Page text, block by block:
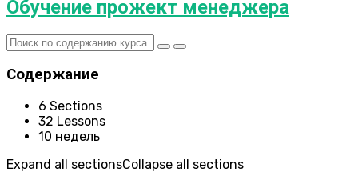
Обучение прожект менеджера
Содержание
6 Sections
32 Lessons
10 недель
Expand all sectionsCollapse all sections